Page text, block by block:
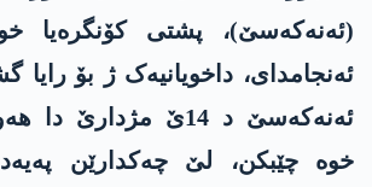
ئەنجامدای، داخویانیەک ژ بۆ رایا
ئەنەکەسێ د 14ێ مژدارێ
خوە چێبکن، لێ چەکدارێن